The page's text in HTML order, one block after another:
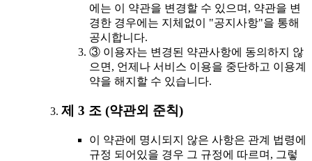
에는 이 약관을 변경할 수 있으며, 약관을 변
경한 경우에는 지체없이 "공지사항"을 통해
공시합니다.
③ 이용자는 변경된 약관사항에 동의하지 않
으면, 언제나 서비스 이용을 중단하고 이용계
약을 해지할 수 있습니다.
제 3 조 (약관외 준칙)
이 약관에 명시되지 않은 사항은 관계 법령에
규정 되어있을 경우 그 규정에 따르며, 그렇